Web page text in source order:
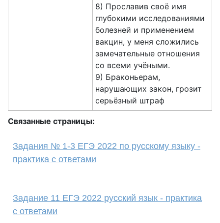
8) Прославив своё имя
глубокими исследованиями
болезней и применением
вакцин, у меня сложились
замечательные отношения
со всеми учёными.
9) Браконьерам,
нарушающих закон, грозит
серьёзный штраф
Связанные страницы:
Задания № 1-3 ЕГЭ 2022 по русскому языку -
практика с ответами
Задание 11 ЕГЭ 2022 русский язык - практика
с ответами